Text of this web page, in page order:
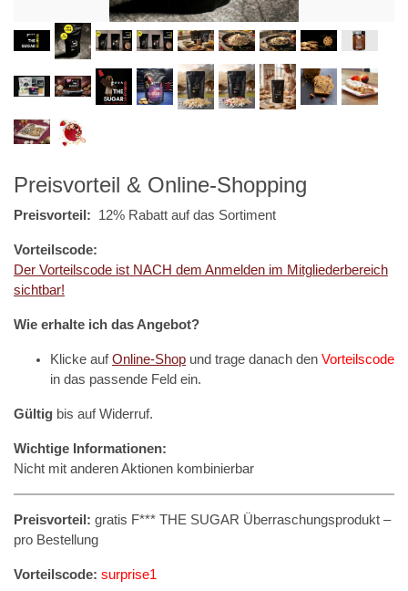
Preisvorteil & Online-Shopping
Preisvorteil: 12% Rabatt auf das Sortiment
Vorteilscode:
Der Vorteilscode ist NACH dem Anmelden im Mitgliederbereich
sichtbar!
Wie erhalte ich das Angebot?
Klicke aufOnline-Shop und trage danach den Vorteilscode
in das passende Feld ein.
Gültig bis auf Widerruf.
Wichtige Informationen:
Nicht mit anderen Aktionen kombinierbar
Preisvorteil: gratis F*** THE SUGAR Überraschungsprodukt –
pro Bestellung
Vorteilscode: surprise1